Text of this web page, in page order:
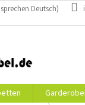
Deutsch)